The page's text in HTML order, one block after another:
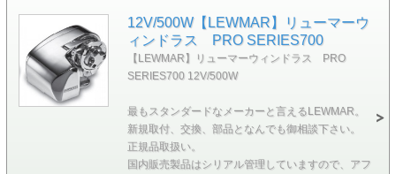
12V/500W【LEWMAR】リューマーウ
ィンドラス PRO SERIES700
【LEWMAR】リューマーウィンドラス PRO
SERIES700 12V/500W
最もスタンダードなメーカーと言えるLEWMAR。
新規取付、交換、部品となんでも御相談下さい。
正規品取扱い。
国内販売製品はシリアル管理していますので、アフ